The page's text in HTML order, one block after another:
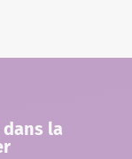
la